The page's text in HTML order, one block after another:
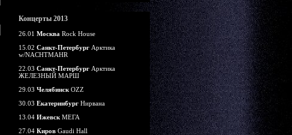
Концерты 2013
26.01 Москва Rock House
15.02 Санкт-Петербург Арктика
w/NACHTMAHR
22.03 Санкт-Петербург Арктика
ЖЕЛЕЗНЫЙ МАРШ
29.03 Челябинск OZZ
30.03 Екатеринбург Нирвана
13.04 Ижевск МЕГА
27.04 Киров Gaudi Hall